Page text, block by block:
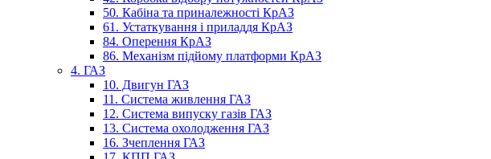
50. Кабіна та приналежності КрАЗ
61. Устаткування і приладдя КрАЗ
84. Оперення КрАЗ
86. Механізм підйому платформи КрАЗ
4. ГАЗ
10. Двигун ГАЗ
11. Система живлення ГАЗ
12. Система випуску газів ГАЗ
13. Система охолодження ГАЗ
16. Зчеплення ГАЗ